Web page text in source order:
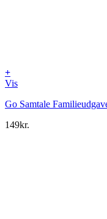
+
Vis
Go Samtale
149kr.